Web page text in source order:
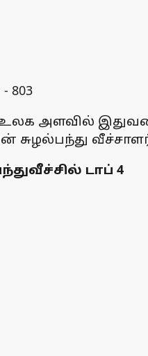
803
அளவில் இதுவரை
சுழல்பந்து
டாப் 4